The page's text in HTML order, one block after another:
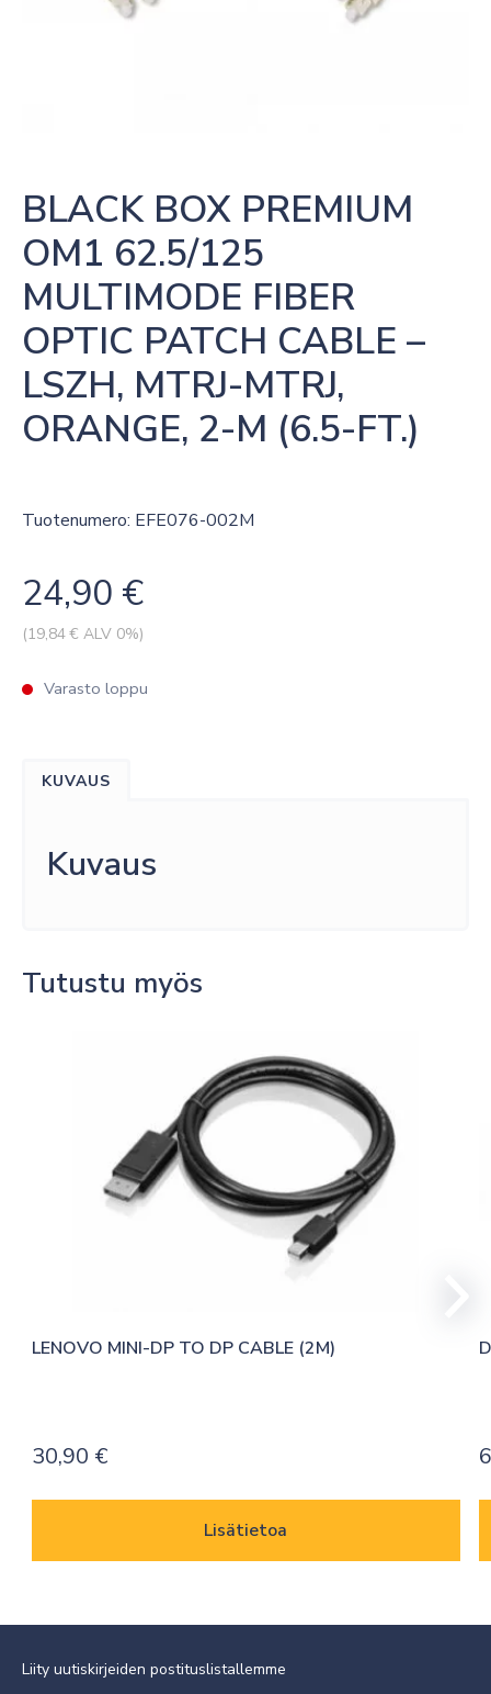
BLACK BOX PREMIUM
OM1 62.5/125
MULTIMODE FIBER
OPTIC PATCH CABLE –
LSZH, MTRJ-MTRJ,
ORANGE, 2-M (6.5-FT.)
Tuotenumero: EFE076-002M
24,90 €
(19,84€ ALV 0%)
Varasto loppu
KUVAUS
Kuvaus
Tutustu myös
LENOVO MINI-DP TO DP CABLE (2M)
30,90 €
Lisätietoa
Liity uutiskirjeiden postituslistallemme